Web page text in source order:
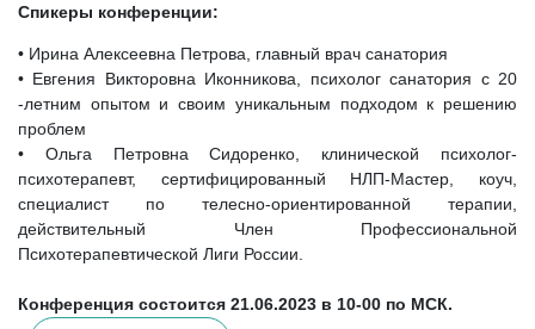
Спикеры конференции:
• Ирина Алексеевна Петрова, главный врач санатория
• Евгения Викторовна Иконникова, психолог санатория с 20
-летним опытом и своим уникальным подходом к решению
проблем
• Ольга Петровна Сидоренко, клинической психолог-
психотерапевт, сертифицированный НЛП-Мастер, коуч,
специалист по телесно-ориентированной терапии,
действительный Член Профессиональной
Психотерапевтической Лиги России.
Конференция состоится 21.06.2023 в 10-00 по МСК.